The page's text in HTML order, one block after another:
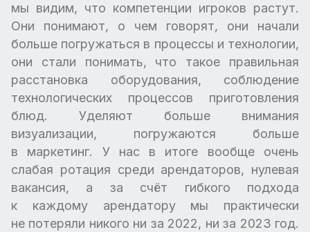
мы видим, что компетенции игроков растут.
Они понимают, о чем говорят, они начали
больше погружаться в процессы и технологии,
они стали понимать, что такое правильная
расстановка оборудования, соблюдение
технологических процессов приготовления
блюд. Уделяют больше внимания
визуализации, погружаются больше
в маркетинг. У нас в итоге вообще очень
слабая ротация среди арендаторов, нулевая
вакансия, а за счёт гибкого подхода
к каждому арендатору мы практически
не потеряли никого ни за 2022, ни за 2023 год.